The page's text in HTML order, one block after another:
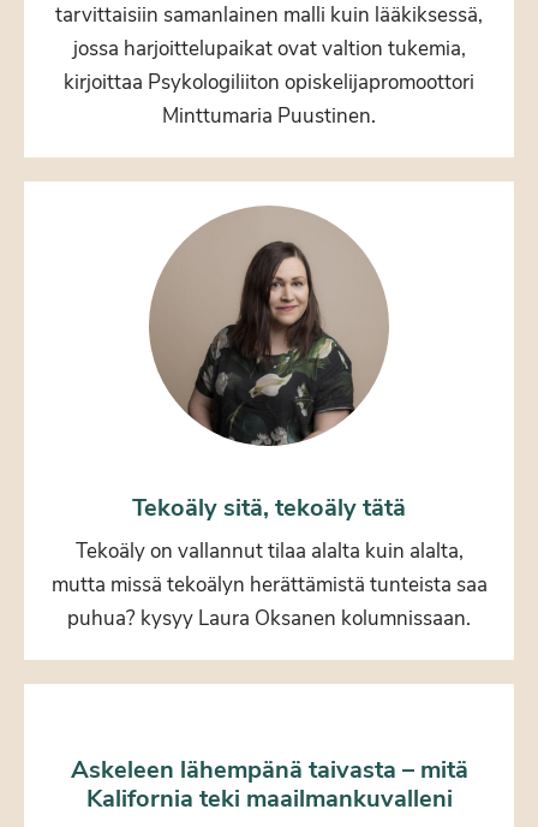
tarvittaisiin samanlainen malli kuin lääkiksessä,
jossa harjoittelupaikat ovat valtion tukemia,
kirjoittaa Psykologiliiton opiskelijapromoottori
Minttumaria Puustinen.
Tekoäly sitä, tekoäly tätä
Tekoäly on vallannut tilaa alalta kuin alalta,
mutta missä tekoälyn herättämistä tunteista saa
puhua? kysyy Laura Oksanen kolumnissaan.
Askeleen lähempänä taivasta – mitä
Kalifornia teki maailmankuvalleni